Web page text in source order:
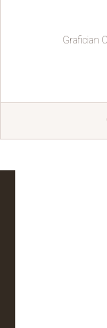
Grafician